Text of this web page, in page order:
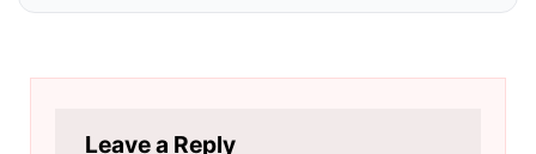
Leave a Reply